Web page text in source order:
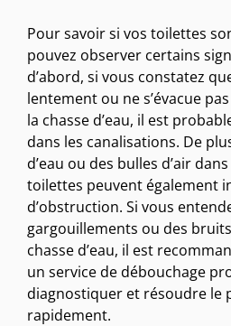
Pour savoir si vos toilettes
pouvez observer certains
d’abord, si vous constatez
lentement ou ne s’évacue
la chasse d’eau, il est
dans les canalisations. De
d’eau ou des bulles d’air
toilettes peuvent également
d’obstruction. Si vous
gargouillements ou des
chasse d’eau, il est
un service de débouchage
diagnostiquer et résoudre le
rapidement.